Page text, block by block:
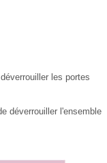
les portes
déverrouiller l'ensemble